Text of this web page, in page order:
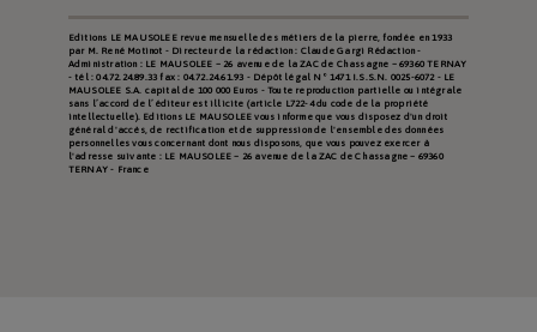
Editions LE MAUSOLEE revue mensuelle des métiers de la pierre, fondée en 1933
par M. René Motinot - Directeur de la rédaction : Claude Gargi Rédaction -
Administration : LE MAUSOLEE – 26 avenue de la ZAC de Chassagne – 69360 TERNAY
- tél : 04.72.24.89.33 fax : 04.72.24.61.93 - Dépôt légal N° 1471 I.S.S.N. 0025-6072 - LE
MAUSOLEE S.A. capital de 100 000 Euros - Toute reproduction partielle ou intégrale
sans l’accord de l’éditeur est illicite (article L722-4 du code de la propriété
intellectuelle). Editions LE MAUSOLEE vous informe que vous disposez d'un droit
général d'accès, de rectification et de suppression de l'ensemble des données
personnelles vous concernant dont nous disposons, que vous pouvez exercer à
l'adresse suivante : LE MAUSOLEE – 26 avenue de la ZAC de Chassagne – 69360
TERNAY - France